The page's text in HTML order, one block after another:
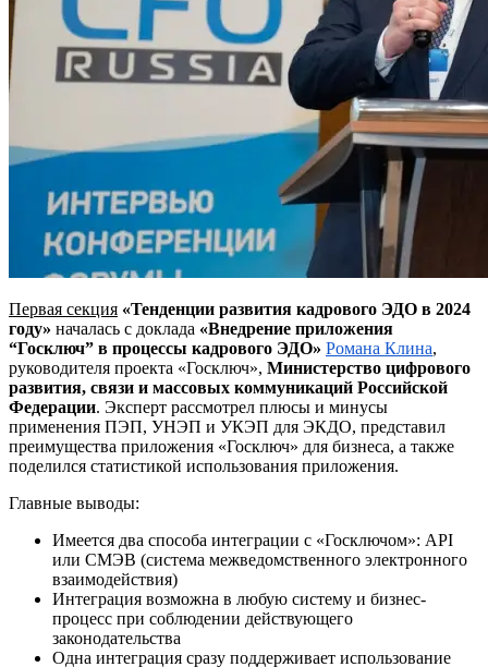
Первая секция «Тенденции развития кадрового ЭДО в 2024
году» началась с доклада «Внедрение приложения
“Госключ” в процессы кадрового ЭДО» Романа Клина,
руководителя проекта «Госключ», Министерство цифрового
развития, связи и массовых коммуникаций Российской
Федерации. Эксперт рассмотрел плюсы и минусы
применения ПЭП, УНЭП и УКЭП для ЭКДО, представил
преимущества приложения «Госключ» для бизнеса, а также
поделился статистикой использования приложения.
Главные выводы:
Имеется два способа интеграции с «Госключом»: API
или СМЭВ (система межведомственного электронного
взаимодействия)
Интеграция возможна в любую систему и бизнес-
процесс при соблюдении действующего
законодательства
Одна интеграция сразу поддерживает использование